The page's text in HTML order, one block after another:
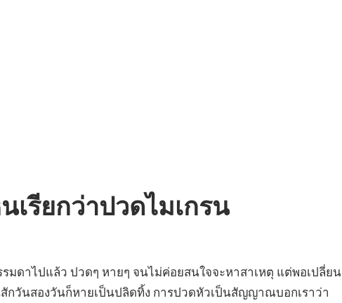
รียกว่าปวดไมเกรน
มดาไปแล้ว ปวดๆ หายๆ จนไม่ค่อยสนใจจะหาสาเหตุ แต่พอเปลี่ยน
กวันสองวันก็หายเป็นปลิดทิ้ง การปวดหัวเป็นสัญญาณบอกเราว่า